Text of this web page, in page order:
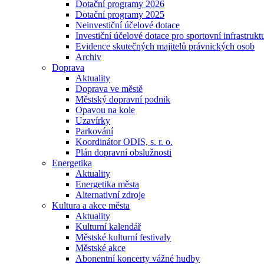
Dotační programy 2026
Dotační programy 2025
Neinvestiční účelové dotace
Investiční účelové dotace pro sportovní
Evidence skutečných majitelů právnických osob
Archiv
Doprava
Aktuality
Doprava ve městě
Městský dopravní podnik
Opavou na kole
Uzavírky
Parkování
Koordinátor ODIS, s. r. o.
Plán dopravní obslužnosti
Energetika
Aktuality
Energetika města
Alternativní zdroje
Kultura a akce města
Aktuality
Kulturní kalendář
Městské kulturní festivaly
Městské akce
Abonentní koncerty vážné hudby